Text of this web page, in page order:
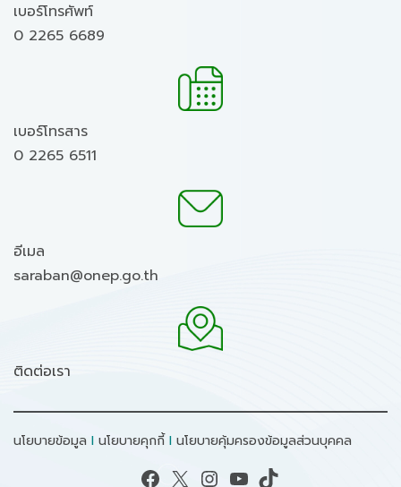
เบอร์โทรศัพท์
0 2265 6689
เบอร์โทรสาร
0 2265 6511
อีเมล
saraban@onep.go.th
ติดต่อเรา
นโยบายข้อมูล I นโยบายคุกกี้ I นโยบายคุ้มครองข้อมูลส่วนบุคคล
Facebook X Instagram YouTube TikTok